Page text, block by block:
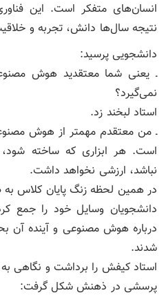
انسان‌های متفکر است. این
نتیجه سال‌ها دانش، تجربه و
دانشجویی پرسید:
ـ یعنی شما معتقدید هوش
نمی‌گیرد؟
استاد لبخند زد.
ـ من معتقدم مهمتر از هوش
است. هر ابزاری که ساخته
نباشد، ارزشی نخواهد داشت.
در همین لحظه زنگ پایان کلاس به
دانشجویان وسایل خود را جمع
درباره هوش مصنوعی و آینده آن
شدند.
استاد کیفش را برداشت و نگاهی
پرسشی در ذهنش شکل گرفت: